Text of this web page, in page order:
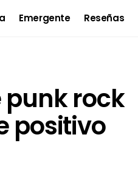
Emergente Reseñas
punk rock
positivo